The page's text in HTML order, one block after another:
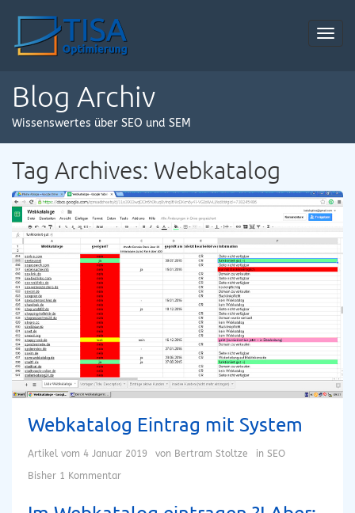
Blog Archiv
Wissenswertes über SEO und SEM
Tag Archives: Webkatalog
Webkatalog Eintrag mit System
Artikel vom 4 Januar 2019 von Bertram Stoltze in SEO
Bisher 1 Kommentar